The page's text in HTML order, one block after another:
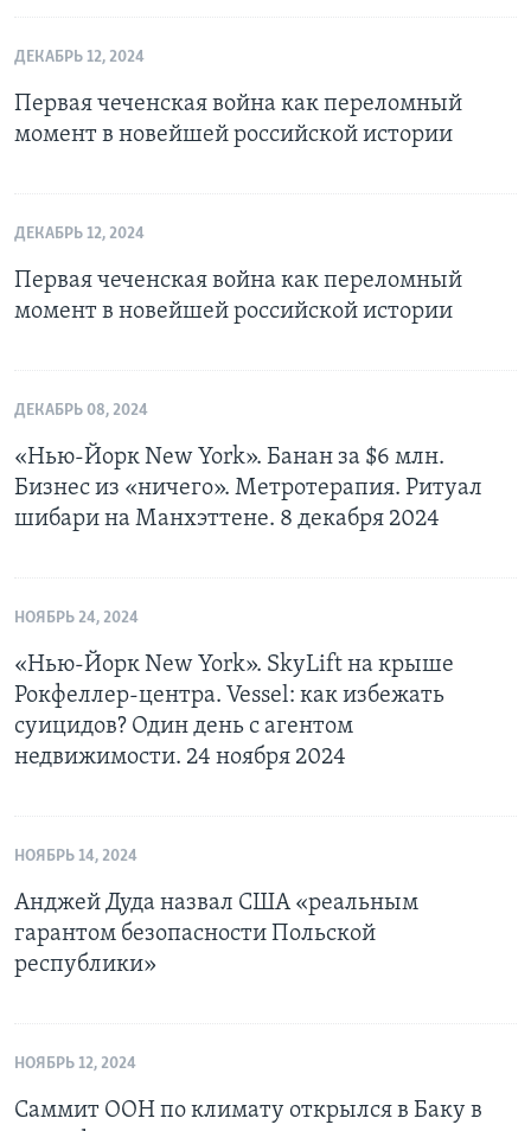
ДЕКАБРЬ 12, 2024
Первая чеченская война как переломный
момент в новейшей российской истории
ДЕКАБРЬ 12, 2024
Первая чеченская война как переломный
момент в новейшей российской истории
ДЕКАБРЬ 08, 2024
«Нью-Йорк New York». Банан за $6 млн.
Бизнес из «ничего». Метротерапия. Ритуал
шибари на Манхэттене. 8 декабря 2024
НОЯБРЬ 24, 2024
«Нью-Йорк New York». SkyLift на крыше
Рокфеллер-центра. Vessel: как избежать
суицидов? Один день с агентом
недвижимости. 24 ноября 2024
НОЯБРЬ 14, 2024
Анджей Дуда назвал США «реальным
гарантом безопасности Польской
республики»
НОЯБРЬ 12, 2024
Саммит ООН по климату открылся в Баку в